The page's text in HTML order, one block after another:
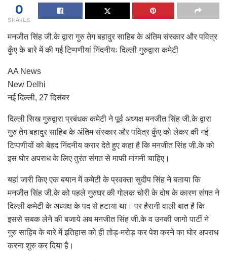
0
SHARES
मनजीत सिंह जी.के द्वारा गुरु तेग बहादुर साहिब के अंतिम संस्कार और पवित्र
कुँए के बारे में की गई टिप्पणीयां निंदनीयः दिल्ली गुरुद्वारा कमेटी
AA News
New Delhi
नई दिल्ली, 27 दिसंबर
दिल्ली सिख गुरुद्वारा प्रबंधक कमेटी ने पूर्व अध्यक्ष मनजीत सिंह जी.के द्वारा
गुरु तेग बहादुर साहिब के अंतिम संस्कार और पवित्र कुँए को लेकर की गई
टिप्पणीयों को बेहद निंदनीय करार देते हुए कहा है कि मनजीत सिंह जी.के को
इस घोर अपराध के लिए तुरंत संगत से माफी मांगनी चाहिए।
यहां जारी किए एक बयान में कमेटी के प्रवक्ता सुदीप सिंह ने बताया कि
मनजीत सिंह जी.के को पहले गुरुघर की गोलक चोरी के दोष के कारण संगत ने
दिल्ली कमेटी के अध्यक्ष के पद से हटाया था। पर हैरानी वाली बात है कि
इससे सबक लेने की बजाये अब मनजीत सिंह जी.के व उनकी जागो पार्टी ने
गुरु साहिब के बारे में इतिहास को ही तोड़-मरोड़ कर पेश करने का घोर अपराध
करना शुरु कर दिया है।